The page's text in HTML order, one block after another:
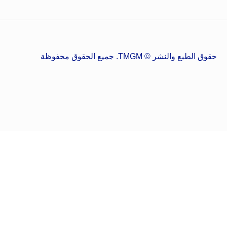
حقوق الطبع والنشر © TMGM. جميع الحقوق محفوظة